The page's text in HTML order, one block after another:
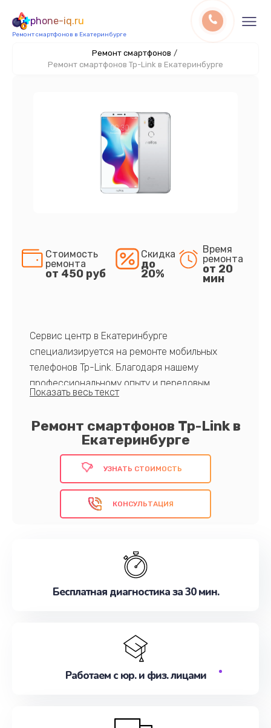
phone-iq.ru
Ремонт смартфонов в Екатеринбурге
Ремонт смартфонов /
Ремонт смартфонов Tp-Link в Екатеринбурге
Ремонт смартфонов Tp-Link в
Екатеринбурге
Стоимость
ремонта
от 450 руб
Скидка
до
20%
Время
ремонта
от 20
мин
Сервис центр в Екатеринбурге
специализируется на ремонте мобильных
телефонов Tp-Link. Благодаря нашему
профессиональному опыту и передовым
технологиям, клиенты получают надежное и
устройствами. Наша команда всегда готова
предоставить высший стандарт обслуживания.
Выберите качество - обратитесь к нам!
УЗНАТЬ СТОИМОСТЬ
КОНСУЛЬТАЦИЯ
Бесплатная диагностика за 30 мин.
Работаем с юр. и физ. лицами